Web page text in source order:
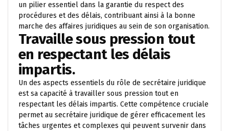
un pilier essentiel dans la garantie du respect des
procédures et des délais, contribuant ainsi à la bonne
marche des affaires juridiques au sein de son organisation.
Travaille sous pression tout
en respectant les délais
impartis.
Un des aspects essentiels du rôle de secrétaire juridique
est sa capacité à travailler sous pression tout en
respectant les délais impartis. Cette compétence cruciale
permet au secrétaire juridique de gérer efficacement les
tâches urgentes et complexes qui peuvent survenir dans